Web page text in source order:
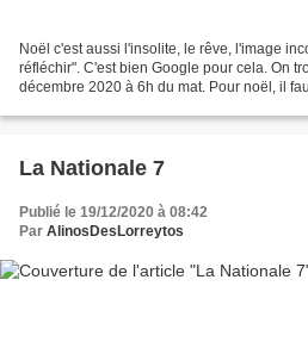
Noël c'est aussi l'insolite, le rêve, l'image
réfléchir". C'est bien Google pour cela. On
décembre 2020 à 6h du mat. Pour noël, il
La Nationale 7
Publié le 19/12/2020 à 08:42
Par AlinosDesLorreytos